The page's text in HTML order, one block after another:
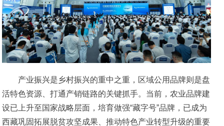
产业振兴是乡村振兴的重中之重，区域公用品牌则是盘
活特色资源、打通产销链路的关键抓手。当前，农业品牌建
设已上升至国家战略层面，培育做强“藏字号”品牌，已成为
西藏巩固拓展脱贫攻坚成果、推动特色产业转型升级的重要